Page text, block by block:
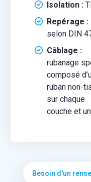
Isolation :
Repérage :
selon DIN
Câblage :
rubanage
composé
ruban non-
sur chaque
couche et un
Besoin d'un